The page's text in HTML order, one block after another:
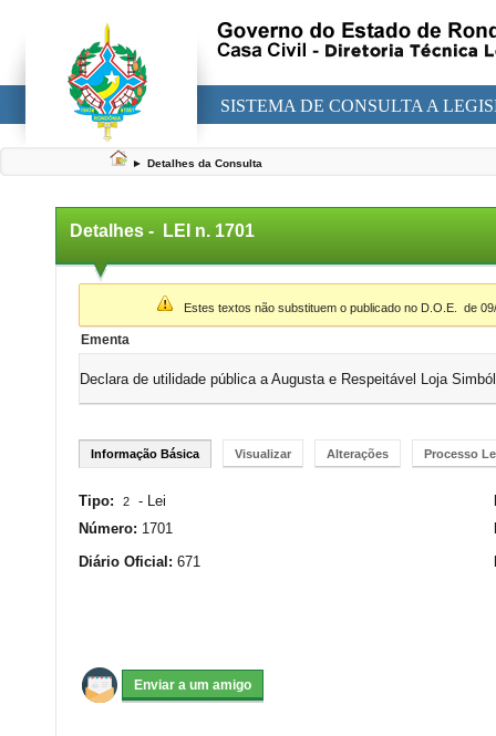
SISTEMA DE CONSULTA A
► Detalhes da Consulta
Detalhes - LEI n. 1701
▼
Estes textos não substituem o publicado no D.O.E. de
Ementa
Declara de utilidade pública a Augusta e Respeitável Loja
Informação Básica Visualizar Alterações Processo
Tipo: 2 - Lei
Número: 1701
Diário Oficial: 671